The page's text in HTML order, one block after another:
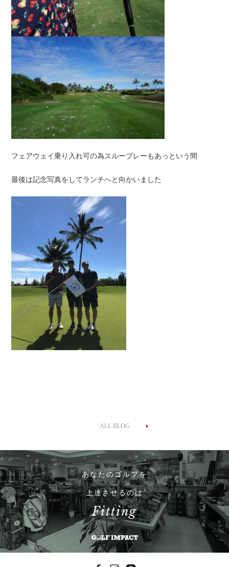
フェアウェイ乗り入れ可の為スループレーもあっという間
最後は記念写真をしてランチへと向かいました
ALL BLOG
あなたのゴルフを
上達させるのは
Fitting